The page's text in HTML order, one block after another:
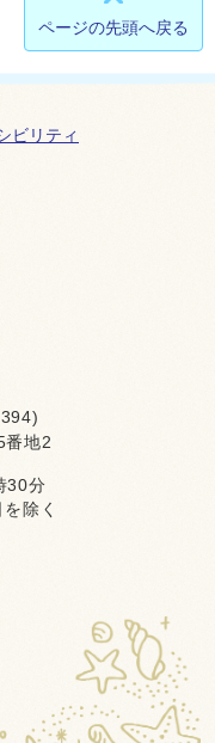
ページの先頭へ戻る
ビリティ
番地2
30分
除く